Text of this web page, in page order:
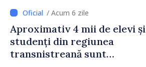
/ Acum 6 zile
Aproximativ 4 mii de elevi și
studenți din regiunea
transnistreană sunt